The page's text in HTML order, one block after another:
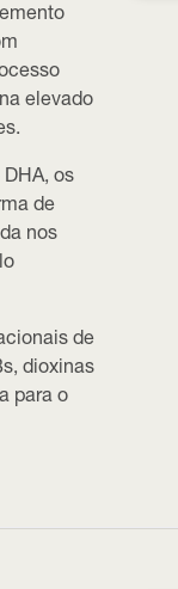
elevado
DHA, os
de
nos
de
dioxinas
para o